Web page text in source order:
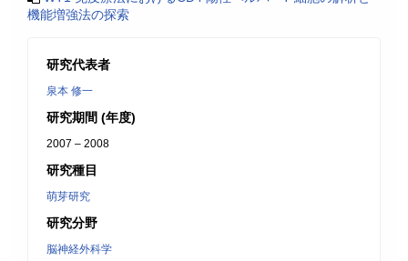
機能増強法の探索
研究代表者
泉本 修一
研究期間 (年度)
2007 – 2008
研究種目
萌芽研究
研究分野
脳神経外科学